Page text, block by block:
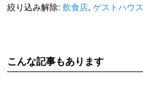
絞り込み解除: 飲食店, ゲストハウス
こんな記事もあります